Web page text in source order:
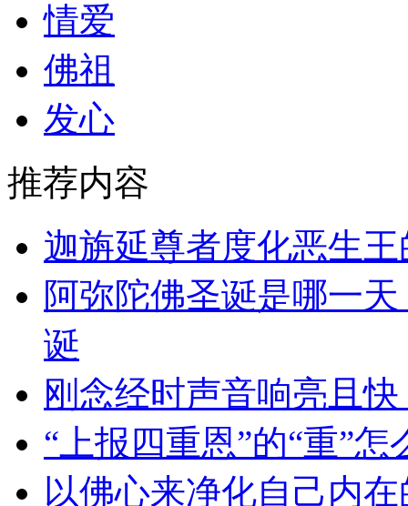
情爱
佛祖
发心
推荐内容
迦旃延尊者度化恶生
阿弥陀佛圣诞是哪一
诞
刚念经时声音响亮且
“上报四重恩”的“重”怎
以佛心来净化自己内